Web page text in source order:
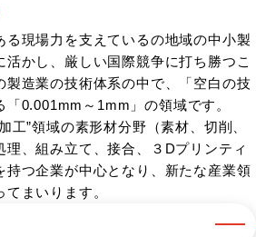
る現場力を支えているの地域の中小製
かし、厳しい国際競争に打ち勝つこ
製造業の技術体系の中で、「空白の技
0.001mm～1mm」の領域です。
工”領域の素形材分野（素材、切削、
、組み立て、接合、３Dプリンティ
持つ企業が中心となり、新たな産業領
まいります。